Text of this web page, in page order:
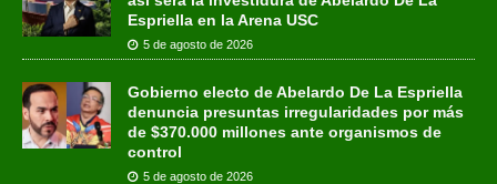
Espriella en la Arena USC
5 de agosto de 2026
Gobierno electo de Abelardo De La Espriella
denuncia presuntas irregularidades por más
de $370.000 millones ante organismos de
control
5 de agosto de 2026